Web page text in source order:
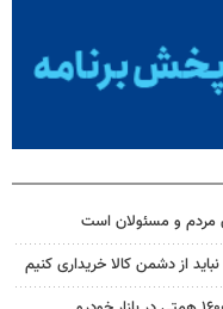
مردم و مسئولان است
از دشمن کالا خریداری کنیم